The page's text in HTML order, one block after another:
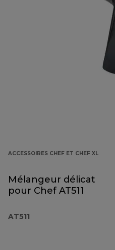
ACCESSOIRES CHEF ET CHEF XL
Mélangeur délicat
pour Chef AT511
AT511